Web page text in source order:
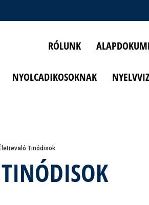
RÓLUNK
NYOLCADIKOSOKNAK
Tinódisok